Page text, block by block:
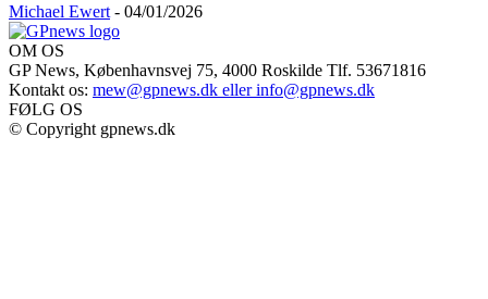
Michael Ewert - 04/01/2026
OM OS
GP News, Københavnsvej 75, 4000 Roskilde Tlf. 53671816
Kontakt os: mew@gpnews.dk eller info@gpnews.dk
FØLG OS
© Copyright gpnews.dk